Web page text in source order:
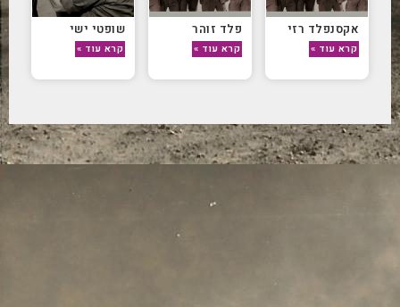
אקסנפלד רזי
קרא עוד »
פלד זוהר
קרא עוד »
שופטי ישי
קרא עוד »